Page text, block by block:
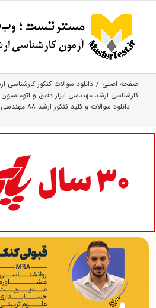
content
صفحه اصلی
دانلود سوالات کنکور کارشناسی
کارشناسی ارشد مهندسی ابزار دقیق و
دانلود سوالات